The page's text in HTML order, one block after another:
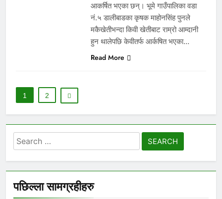
आकर्षित भएका छन्। भूमे गाउँपालिका वडा
नं.५ डालीबाडका कृषक माहोनसिंह पुनले
मकैखेतीभन्दा किवी खेतीबाट राम्रो आम्दानी
हुन थालेपछि केवीतर्फ आर्कषित भएका…
Read More
1 2
Search
for:
पछिल्ला सामग्रहीहरु